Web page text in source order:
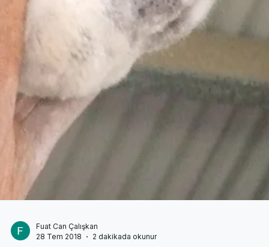
29 Tem 2018
2 dakikada okunur
Bilinçli Farkındalık (Mindfulness, Kendindelik)
Egzersizleri İçin Zaman Ayırmak
Bilinçli farkındalık (mindfulness, kendindelik) egzersizlerinin iki
temel çeşidi bulunmaktadır. Bunlar formal ve informal
egzersizlerdir....